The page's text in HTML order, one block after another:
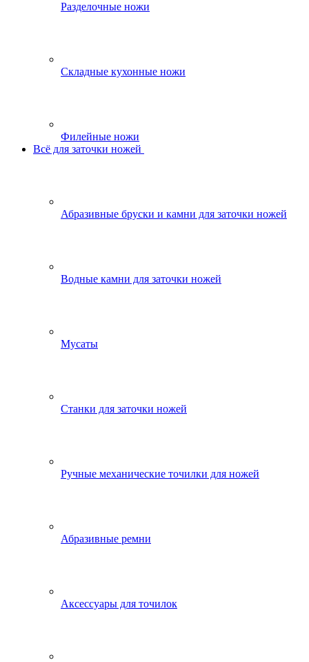
Разделочные ножи
Складные кухонные ножи
Филейные ножи
Всё для заточки ножей
Абразивные бруски и камни для заточки ножей
Водные камни для заточки ножей
Мусаты
Станки для заточки ножей
Ручные механические точилки для ножей
Абразивные ремни
Аксессуары для точилок